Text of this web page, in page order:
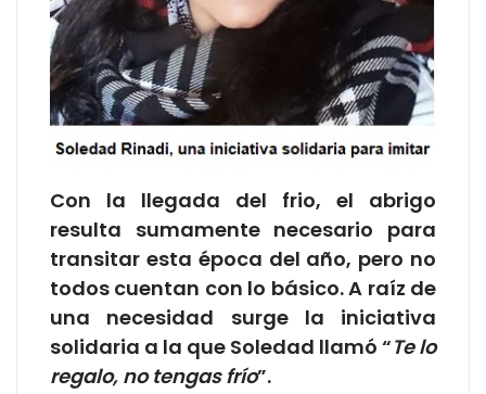
Con la llegada del frio, el abrigo
resulta sumamente necesario para
transitar esta época del año, pero no
todos cuentan con lo básico. A raíz de
una necesidad surge la iniciativa
solidaria a la que Soledad llamó “Te lo
regalo, no tengas frío”.